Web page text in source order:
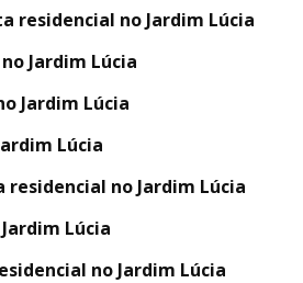
residencial no Jardim Lúcia
Jardim Lúcia
Jardim Lúcia
Lúcia
no Jardim Lúcia
Lúcia
no Jardim Lúcia